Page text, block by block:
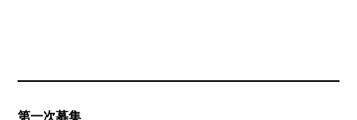
第一次募集